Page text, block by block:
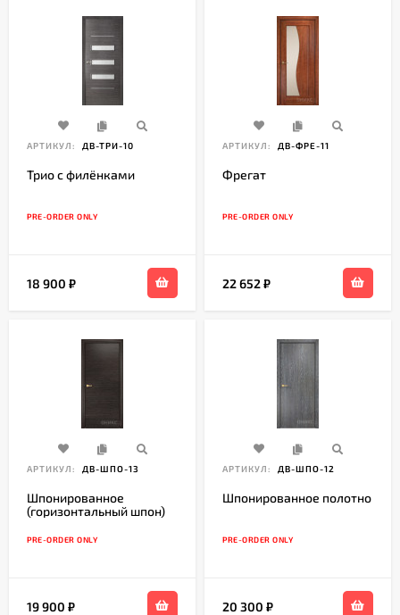
АРТИКУЛ: ДВ-ТРИ-10
Трио с филёнками
PRE-ORDER ONLY
18 900
АРТИКУЛ: ДВ-ФРЕ-11
Фрегат
PRE-ORDER ONLY
22 652
АРТИКУЛ: ДВ-ШПО-13
Шпонированное
(горизонтальный шпон)
PRE-ORDER ONLY
19 900
АРТИКУЛ: ДВ-ШПО-12
Шпонированное полотно
PRE-ORDER ONLY
20 300